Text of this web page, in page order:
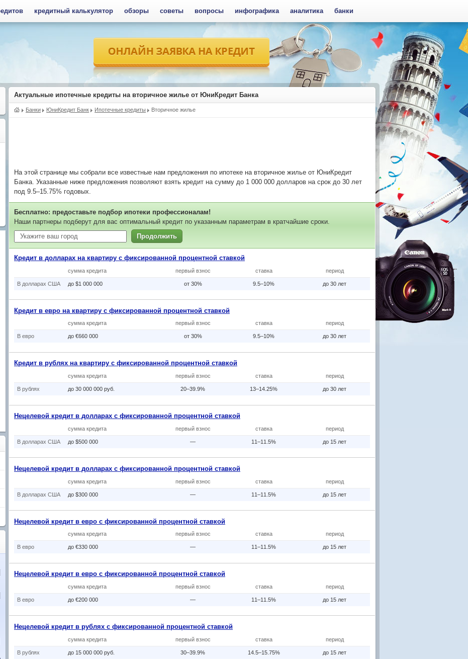
Актуальные ипотечные кредиты на вторичное жилье от ЮниКредит Банка
Банки ЮниКредит Банк Ипотечные кредиты Вторичное жилье
На этой странице мы собрали все известные нам предложения по ипотеке на вторичное жилье от ЮниКредит
Банка. Указанные ниже предложения позволяют взять кредит на сумму до 1 000 000 долларов на срок до 30 лет
под 9.5–15.75% годовых.
Бесплатно: предоставьте подбор ипотеки профессионалам!
Наши партнеры подберут для вас оптимальный кредит по указанным параметрам в кратчайшие сроки.
Продолжить
Кредит в долларах на квартиру с фиксированной процентной ставкой
сумма кредита первый взнос ставка период
В долларах США до $1 000 000 от 30% 9.5–10% до 30 лет
Кредит в евро на квартиру с фиксированной процентной ставкой
сумма кредита первый взнос ставка период
В eвро до €660 000 от 30% 9.5–10% до 30 лет
Кредит в рублях на квартиру с фиксированной процентной ставкой
сумма кредита первый взнос ставка период
В рублях до 30 000 000 руб. 20–39.9% 13–14.25% до 30 лет
Нецелевой кредит в долларах с фиксированной процентной ставкой
сумма кредита первый взнос ставка период
В долларах США до $500 000 — 11–11.5% до 15 лет
Нецелевой кредит в долларах с фиксированной процентной ставкой
сумма кредита первый взнос ставка период
В долларах США до $300 000 — 11–11.5% до 15 лет
Нецелевой кредит в евро с фиксированной процентной ставкой
сумма кредита первый взнос ставка период
В eвро до €330 000 — 11–11.5% до 15 лет
Нецелевой кредит в евро с фиксированной процентной ставкой
сумма кредита первый взнос ставка период
В eвро до €200 000 — 11–11.5% до 15 лет
Нецелевой кредит в рублях с фиксированной процентной ставкой
сумма кредита первый взнос ставка период
В рублях до 15 000 000 руб. 30–39.9% 14.5–15.75% до 15 лет
кредитный калькулятор обзоры советы вопросы инфографика аналитика банки